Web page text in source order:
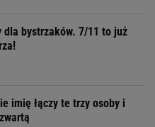
dla bystrzaków. 7/11 to już
imię łączy te trzy osoby i